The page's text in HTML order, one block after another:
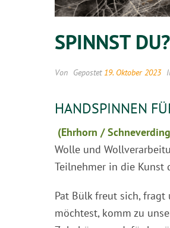
SPINNST DU?
Von Gepostet 19. Oktober 2023
HANDSPINNEN
(Ehrhorn /
Wolle und
Teilnehmer in die Kunst
Pat Bülk freut sich, fragt
möchtest, komm zu